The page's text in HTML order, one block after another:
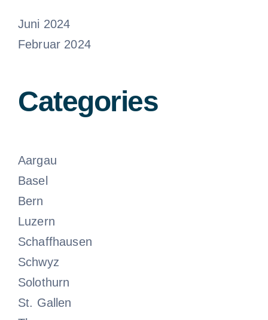
Juni 2024
Februar 2024
Categories
Aargau
Basel
Bern
Luzern
Schaffhausen
Schwyz
Solothurn
St. Gallen